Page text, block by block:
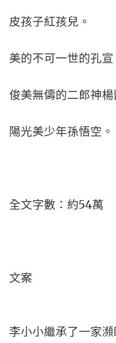
皮孩子紅孩兒。
美的不可一世的孔宣
俊美無儔的二郎神楊
陽光美少年孫悟空。
全文字數：約54萬
文案
李小小繼承了一家